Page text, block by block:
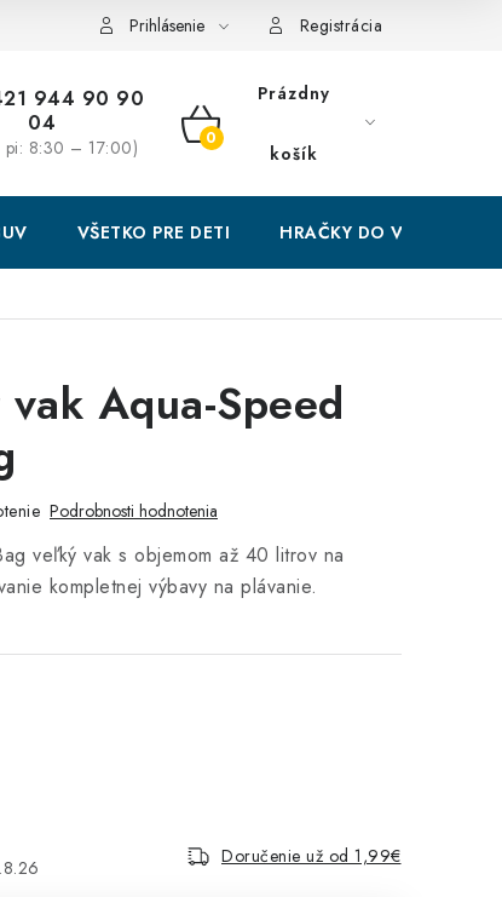
Prihlásenie Registrácia
944 90 90
04
pi: 8:30 – 17:00)
NÁKUPNÝ
Prázdny
košík
VŠETKO PRE DETI HRAČKY DO VODY
Aqua-Speed
Podrobnosti hodnotenia
veľký vak s objemom až 40 litrov na
kompletnej výbavy na plávanie.
Doručenie už od 1,99€